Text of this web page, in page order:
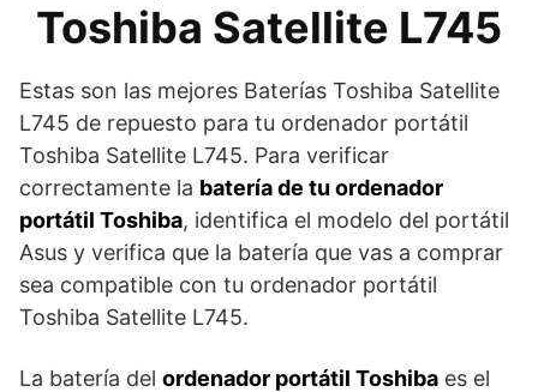
Toshiba Satellite L745
Estas son las mejores Baterías Toshiba Satellite
L745 de repuesto para tu ordenador portátil
Toshiba Satellite L745. Para verificar
correctamente la batería de tu ordenador
portátil Toshiba, identifica el modelo del portátil
Asus y verifica que la batería que vas a comprar
sea compatible con tu ordenador portátil
Toshiba Satellite L745.
La batería del ordenador portátil Toshiba es el